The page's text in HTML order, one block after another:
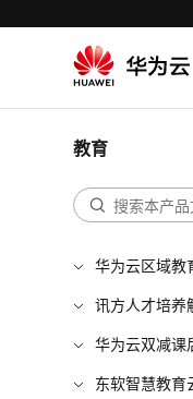
教育
华为云区域教
讯方人才培养
华为云双减课
东软智慧教育